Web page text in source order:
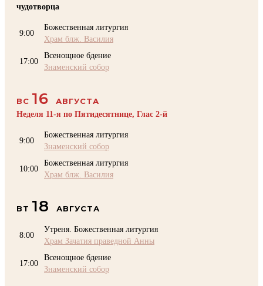
чудотворца
9:00
Божественная литургия
Храм блж. Василия
17:00
Всенощное бдение
Знаменский собор
ВС 16
АВГУСТА
Неделя 11-я по Пятидесятнице, Глас 2-й
9:00
Божественная литургия
Знаменский собор
10:00
Божественная литургия
Храм блж. Василия
ВТ 18 АВГУСТА
8:00
Утреня. Божественная литургия
Храм Зачатия праведной Анны
17:00
Всенощное бдение
Знаменский собор